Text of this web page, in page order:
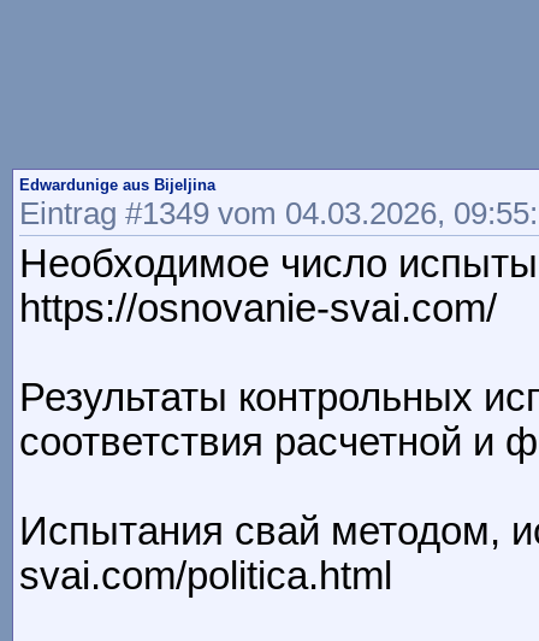
Edwardunige aus Bijeljina
Eintrag #1349 vom 04.03.2026,
Необходимое число
https://osnovanie-svai.com/
Результаты контрольных
соответствия расчетной и
Испытания свай методом,
svai.com/politica.html